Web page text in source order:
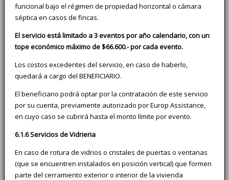
funcional bajo el régimen de propiedad horizontal o cámara
séptica en casos de fincas.
El servicio está limitado a 3 eventos por año calendario, con un
tope económico máximo de $66.600.- por cada evento.
Los costos excedentes del servicio, en caso de haberlo,
quedará a cargo del BENEFICIARIO.
El beneficiario podrá optar por la contratación de este servicio
por su cuenta, previamente autorizado por Europ Assistance,
en cuyo caso se cubrirá hasta el monto límite por evento.
6.1.6 Servicios de Vidrieria
En caso de rotura de vidrios o cristales de puertas o ventanas
(que se encuentren instalados en posición vertical) que formen
parte del cerramiento exterior o interior de la vivienda